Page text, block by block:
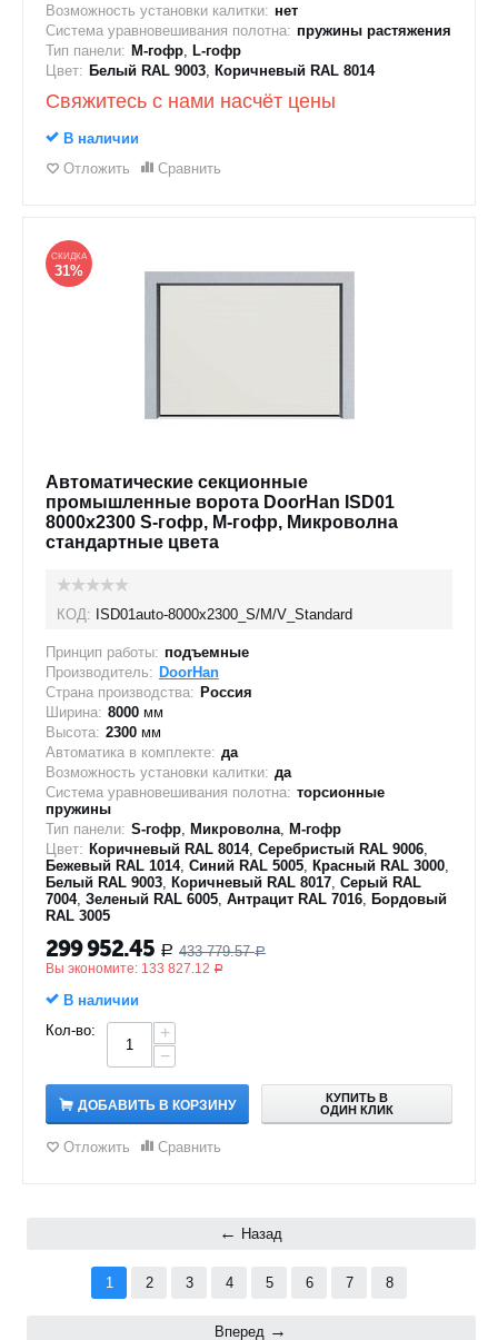
Возможность установки калитки: нет
Система уравновешивания полотна: пружины растяжения
Тип панели: M-гофр, L-гофр
Цвет: Белый RAL 9003, Коричневый RAL 8014
Свяжитесь с нами насчёт цены
В наличии
Отложить
Сравнить
СКИДКА
31%
Автоматические секционные
промышленные ворота DoorHan ISD01
8000x2300 S-гофр, M-гофр, Микроволна
стандартные цвета
КОД: ISD01auto-8000х2300_S/M/V_Standard
Принцип работы: подъемные
Производитель: DoorHan
Страна производства: Россия
Ширина: 8000 мм
Высота: 2300 мм
Автоматика в комплекте: да
Возможность установки калитки: да
Система уравновешивания полотна: торсионные
пружины
Тип панели: S-гофр, Микроволна, M-гофр
Цвет: Коричневый RAL 8014, Серебристый RAL 9006,
Бежевый RAL 1014, Синий RAL 5005, Красный RAL 3000,
Белый RAL 9003, Коричневый RAL 8017, Серый RAL
7004, Зеленый RAL 6005, Антрацит RAL 7016, Бордовый
RAL 3005
299 952.45 Р 433 779.57 Р
Вы экономите: 133 827.12 Р
В наличии
Кол-во:
+
−
ДОБАВИТЬ В КОРЗИНУ
КУПИТЬ В
ОДИН КЛИК
Отложить Сравнить
Назад
1 2 3 4 5 6 7 8
Вперед